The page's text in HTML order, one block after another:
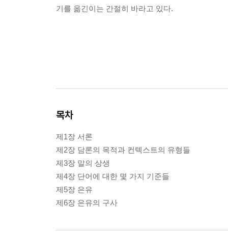
기를 옮긴이는 간절히 바라고 있다.
목차
제1장 서론
제2장 담론의 목적과 컨텍스트의 유형들
제3장 말의 상생
제4장 단어에 대한 몇 가지 기준들
제5장 은유
제6장 은유의 구사